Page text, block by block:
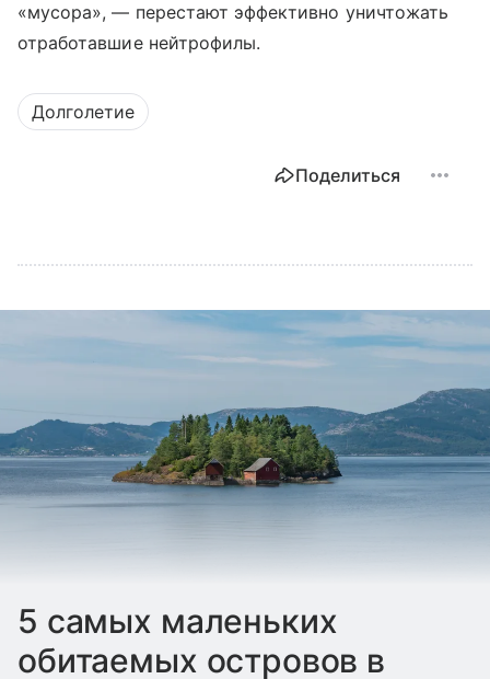
«мусора», — перестают эффективно уничтожать
отработавшие нейтрофилы.
Долголетие
Поделиться
5 самых маленьких
обитаемых островов в